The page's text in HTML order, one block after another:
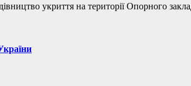
укриття на території Опорного